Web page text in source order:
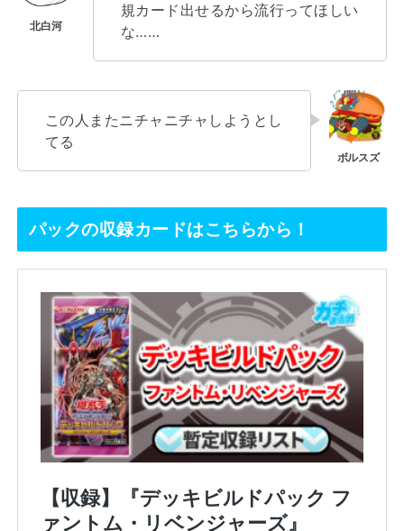
規カード出せるから流行ってほしい
な……
この人またニチャニチャしようとし
てる
パックの収録カードはこちらから！